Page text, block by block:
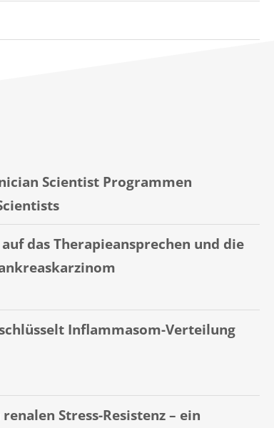
Scientist Programmen
das Therapieansprechen und die
Inflammasom-Verteilung
Stress-Resistenz– ein